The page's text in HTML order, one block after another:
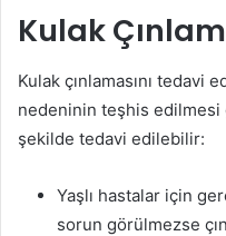
Kulak
Kulak çınlamasını tedavi
nedeninin teşhis edilmesi
şekilde tedavi edilebilir:
Yaşlı hastalar için
sorun görülmezse